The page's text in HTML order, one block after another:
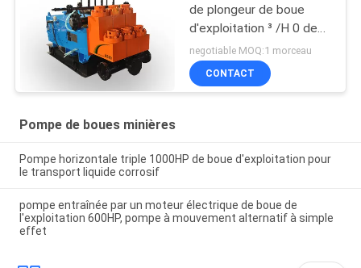
de plongeur de boue
d'exploitation ³ /H 0 de
20 - de 60m - 12Mpa
pour l'industrie de
métallurgie
negotiable MOQ:1 morceau
CONTACT
Pompe de boues minières
Pompe horizontale triple 1000HP de boue d'exploitation pour
le transport liquide corrosif
pompe entraînée par un moteur électrique de boue de
l'exploitation 600HP, pompe à mouvement alternatif à simple
effet